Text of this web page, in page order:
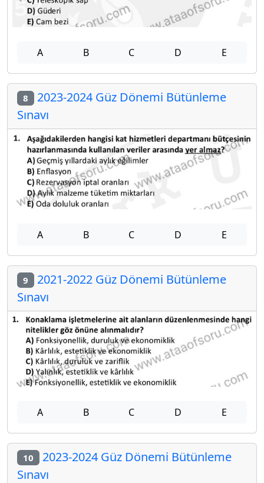
A B C D E
8 2023-2024 Güz Dönemi Bütünleme
Sınavı
A B C D E
9 2021-2022 Güz Dönemi Bütünleme
Sınavı
A B C D E
10 2023-2024 Güz Dönemi Bütünleme
Sınavı